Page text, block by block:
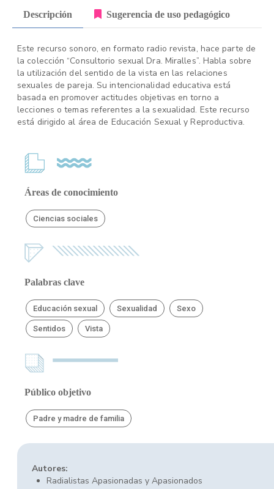
Descripción Sugerencia de uso pedagógico
Este recurso sonoro, en formato radio revista, hace parte de
la colección “Consultorio sexual Dra. Miralles”. Habla sobre
la utilización del sentido de la vista en las relaciones
sexuales de pareja. Su intencionalidad educativa está
basada en promover actitudes objetivas en torno a
lecciones o temas referentes a la sexualidad. Este recurso
está dirigido al área de Educación Sexual y Reproductiva.
Áreas de conocimiento
Ciencias sociales
Palabras clave
Educación sexual Sexualidad Sexo
Sentidos Vista
Público objetivo
Padre y madre de familia
Autores:
Radialistas Apasionadas y Apasionados